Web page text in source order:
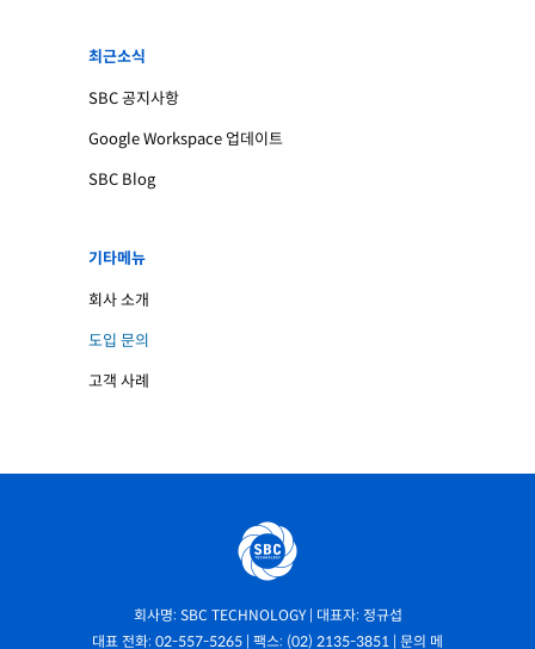
최근소식
SBC 공지사항
Google Workspace 업데이트
SBC Blog
기타메뉴
회사 소개
도입 문의
고객 사례
회사명: SBC TECHNOLOGY | 대표자: 정규섭
대표 전화: 02-557-5265 | 팩스: (02) 2135-3851 | 문의 메